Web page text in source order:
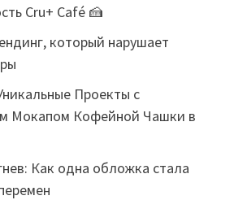
Cru+ Café 🍰
который нарушает
Проекты с
Мокапом Кофейной Чашки в
Как одна обложка стала